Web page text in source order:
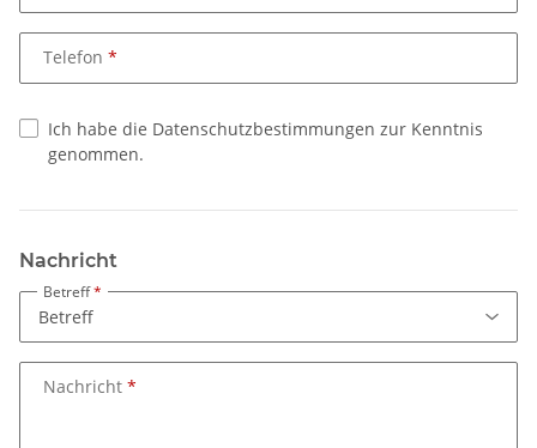
Telefon
Ich habe die Datenschutzbestimmungen zur Kenntnis
genommen.
Nachricht
Betreff
Nachricht